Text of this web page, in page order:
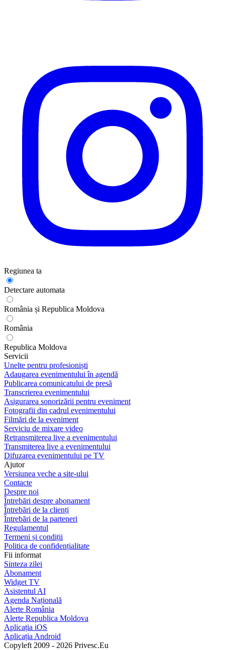
Regiunea ta
Detectare automata
România și Republica Moldova
România
Republica Moldova
Servicii
Unelte pentru profesioniști
Adaugarea evenimentului în agendă
Publicarea comunicatului de presă
Transcrierea evenimentului
Asigurarea sonorizării pentru eveniment
Fotografii din cadrul evenimentului
Filmări de la eveniment
Serviciu de mixare video
Retransmiterea live a evenimentului
Transmiterea live a evenimentului
Difuzarea evenimentului pe TV
Ajutor
Versiunea veche a site-ului
Contacte
Despre noi
Întrebări despre abonament
Întrebări de la clienți
Întrebări de la parteneri
Regulamentul
Termeni și condiții
Politica de confidențialitate
Fii informat
Sinteza zilei
Abonament
Widget TV
Asistentul AI
Agenda Națională
Alerte România
Alerte Republica Moldova
Aplicația iOS
Aplicația Android
Copyleft 2009 - 2026 Privesc.Eu